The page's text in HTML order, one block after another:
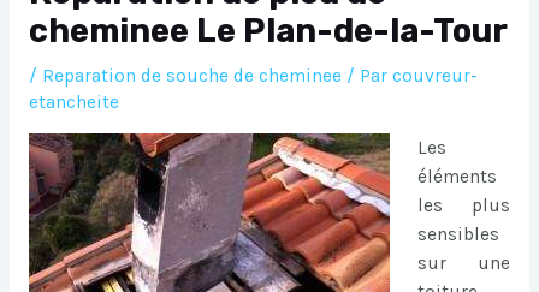
cheminee Le Plan-de-la-Tour
/ Reparation de souche de cheminee/ Par couvreur-
etancheite
Les
éléments
les plus
sensibles
sur une